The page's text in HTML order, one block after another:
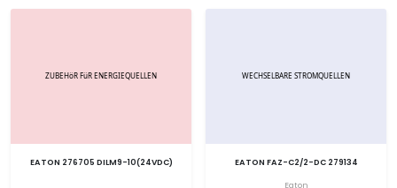
EATON 276705 DILM9-10(24VDC)
EATON FAZ-C2/2-DC 279134
Eaton